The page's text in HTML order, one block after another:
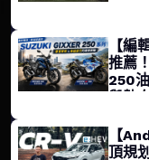
【編
推薦
250
與熱血
【
頂規